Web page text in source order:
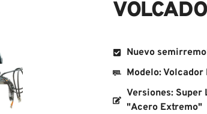
Nuevo
Modelo:
Versiones:
"Acero Extremo"